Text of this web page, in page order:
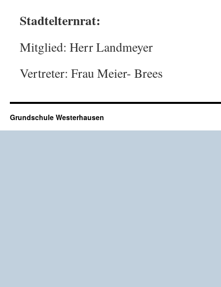
Stadtelternrat:
Mitglied: Herr Landmeyer
Vertreter: Frau Meier- Brees
Grundschule Westerhausen